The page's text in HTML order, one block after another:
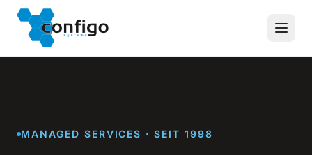
Zum Inhalt springen
MANAGED SERVICES · SEIT 1998